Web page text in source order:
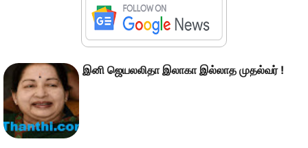
இனி ஜெயலலிதா இலாகா இல்லாத முதல்வர் !